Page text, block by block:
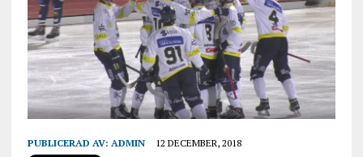
PUBLICERAD AV: ADMIN 12 DECEMBER, 2018